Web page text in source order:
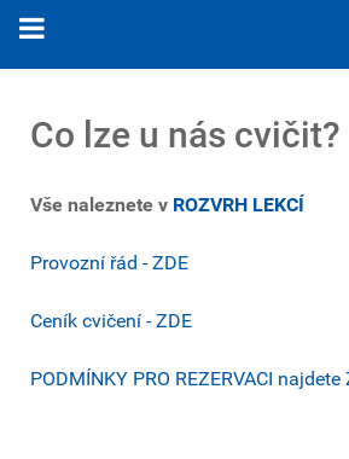
Co lze u nás cvičit?
Vše naleznete v ROZVRH LEKCÍ
Provozní řád - ZDE
Ceník cvičení - ZDE
PODMÍNKY PRO REZERVACI najdete